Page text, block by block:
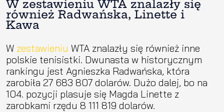
W zestawieniu WTA znalazły się
również Radwańska, Linette i
Kawa
W zestawieniu WTA znalazły się również inne
polskie tenisistki. Dwunasta w historycznym
rankingu jest Agnieszka Radwańska, która
zarobiła 27 683 807 dolarów. Dużo dalej, bo na
104. pozycji plasuje się Magda Linette z
zarobkami rzędu 8 111 819 dolarów.